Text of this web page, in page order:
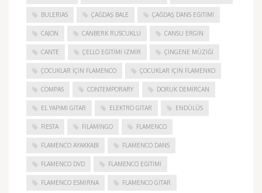
BULERIAS ÇAĞDAŞ BALE ÇAĞDAŞ DANS EĞITIMI
CAJON CANBERK RUSCUKLU CANSU ERGIN
CANTE ÇELLO EĞITIMI İZMIR ÇINGENE MÜZIĞI
ÇOCUKLAR IÇIN FLAMENCO ÇOCUKLAR IÇIN FLAMENKO
COMPAS CONTEMPORARY DORUK DEMIRCAN
EL YAPIMI GITAR ELEKTRO GITAR ENDÜLÜS
FIESTA FILAMINGO FLAMENCO
FLAMENCO AYAKKABI FLAMENCO DANS
FLAMENCO DVD FLAMENCO EĞITIMI
FLAMENCO ESMIRNA FLAMENCO GITAR